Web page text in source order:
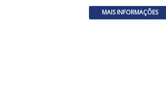
MAIS INFORMAÇÕES